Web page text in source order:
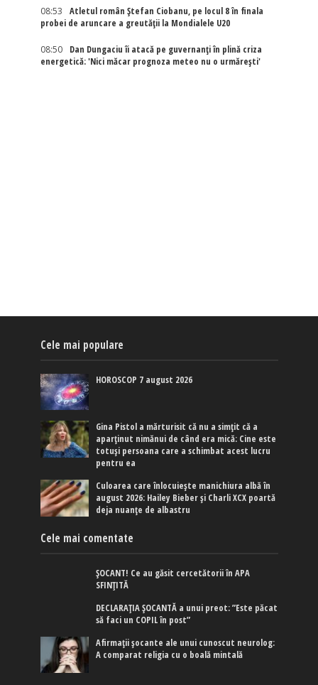
08:53
Atletul român Ștefan Ciobanu, pe locul 8 în finala
probei de aruncare a greutății la Mondialele U20
08:50
Dan Dungaciu îi atacă pe guvernanți în plină criza
energetică: 'Nici măcar prognoza meteo nu o urmărești'
Cele mai populare
HOROSCOP 7 august 2026
Gina Pistol a mărturisit că nu a simțit că a
aparținut nimănui de când era mică: Cine este
totuși persoana care a schimbat acest lucru
pentru ea
Culoarea care înlocuiește manichiura albă în
august 2026: Hailey Bieber și Charli XCX poartă
deja nuanțe de albastru
Cele mai comentate
ȘOCANT! Ce au găsit cercetătorii în APA
SFINȚITĂ
DECLARAȚIA ȘOCANTĂ a unui preot: ”Este păcat
să faci un COPIL în post”
Afirmaţii şocante ale unui cunoscut neurolog:
A comparat religia cu o boală mintală